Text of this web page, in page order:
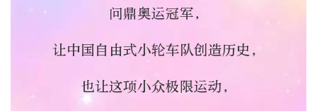
问鼎奥运冠军，
让中国自由式小轮车队创造历史，
也让这项小众极限运动，